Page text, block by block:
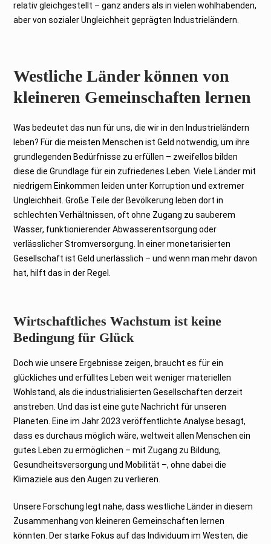
relativ gleichgestellt – ganz anders als in vielen wohlhabenden,
aber von sozialer Ungleichheit geprägten Industrieländern.
Westliche Länder können von
kleineren Gemeinschaften lernen
Was bedeutet das nun für uns, die wir in den Industrieländern
leben? Für die meisten Menschen ist Geld notwendig, um ihre
grundlegenden Bedürfnisse zu erfüllen – zweifellos bilden
diese die Grundlage für ein zufriedenes Leben. Viele Länder mit
niedrigem Einkommen leiden unter Korruption und extremer
Ungleichheit. Große Teile der Bevölkerung leben dort in
schlechten Verhältnissen, oft ohne Zugang zu sauberem
Wasser, funktionierender Abwasserentsorgung oder
verlässlicher Stromversorgung. In einer monetarisierten
Gesellschaft ist Geld unerlässlich – und wenn man mehr davon
hat, hilft das in der Regel.
Wirtschaftliches Wachstum ist keine
Bedingung für Glück
Doch wie unsere Ergebnisse zeigen, braucht es für ein
glückliches und erfülltes Leben weit weniger materiellen
Wohlstand, als die industrialisierten Gesellschaften derzeit
anstreben. Und das ist eine gute Nachricht für unseren
Planeten. Eine im Jahr 2023 veröffentlichte Analyse besagt,
dass es durchaus möglich wäre, weltweit allen Menschen ein
gutes Leben zu ermöglichen – mit Zugang zu Bildung,
Gesundheitsversorgung und Mobilität –, ohne dabei die
Klimaziele aus den Augen zu verlieren.
Unsere Forschung legt nahe, dass westliche Länder in diesem
Zusammenhang von kleineren Gemeinschaften lernen
könnten. Der starke Fokus auf das Individuum im Westen, die